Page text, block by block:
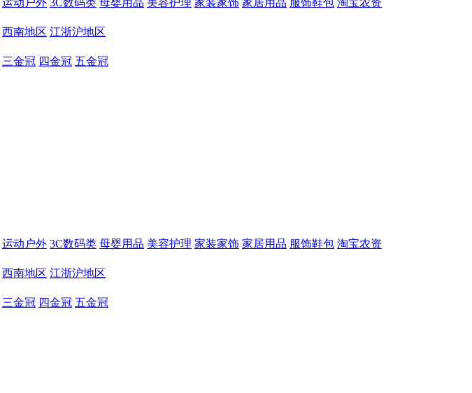
西南地区 江浙沪地区
三金冠 四金冠 五金冠
运动户外 3C数码类 母婴用品 美容护理 家装家饰 家居用品 服饰鞋包 淘宝农资
西南地区 江浙沪地区
三金冠 四金冠 五金冠